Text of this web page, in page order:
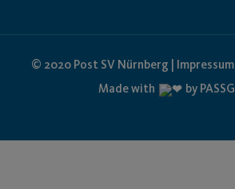
© 2020 Post SV Nürnberg |
Made with
by